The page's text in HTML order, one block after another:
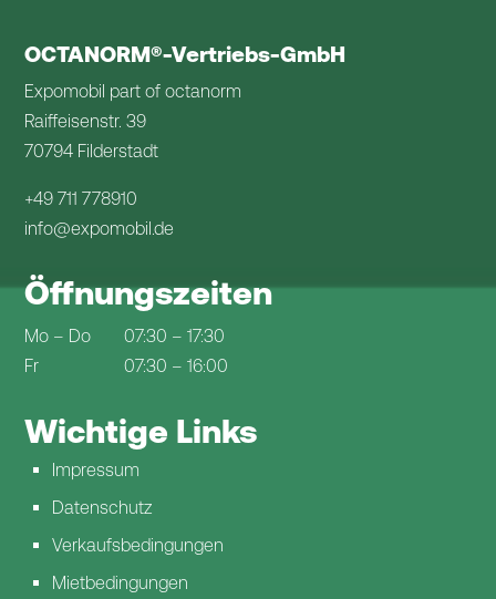
OCTANORM®-Vertriebs-GmbH
Expomobil part of octanorm
Raiffeisenstr. 39
70794 Filderstadt
+49 711 778910
info@expomobil.de
Öffnungszeiten
Mo – Do
07:30 – 17:30
Fr
07:30 – 16:00
Wichtige Links
Impressum
Datenschutz
Verkaufsbedingungen
Mietbedingungen